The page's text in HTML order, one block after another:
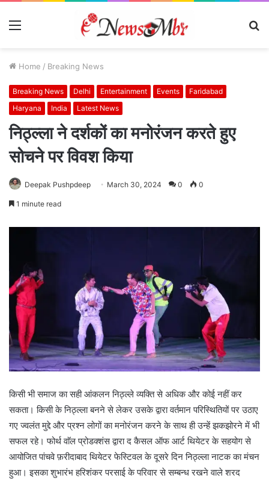
Menu
Home / Breaking News
Breaking News Delhi Entertainment Events
Faridabad
Haryana
India Latest News
निठ्ल्ला ने दर्शकों का मनोरंजन करते हुए
सोचने पर विवश किया
Deepak Pushpdeep March 30, 2024 0 0
1 minute read
किसी भी समाज का सही आंकलन निठ्ल्ले व्यक्ति से अधिक और कोई नहीं कर
सकता। किसी के निठ्ल्ला बनने से लेकर उसके द्वारा वर्तमान परिस्थितियों पर उठाए
गए ज्वलंत मुद्दे और प्रश्न लोगों का मनोरंजन करने के साथ ही उन्हें झकझोरने में भी
सफल रहे। फोर्थ वाॅल प्रोडक्शंस द्वारा द कैसल ऑफ आर्ट थियेटर के सहयोग से
आयोजित पांचवे फ़रीदाबाद थियेटर फेस्टिवल के दूसरे दिन निठ्ल्ला नाटक का मंचन
हुआ। इसका शुभारंभ हरिशंकर परसाई के परिवार से सम्बन्ध रखने वाले शरद